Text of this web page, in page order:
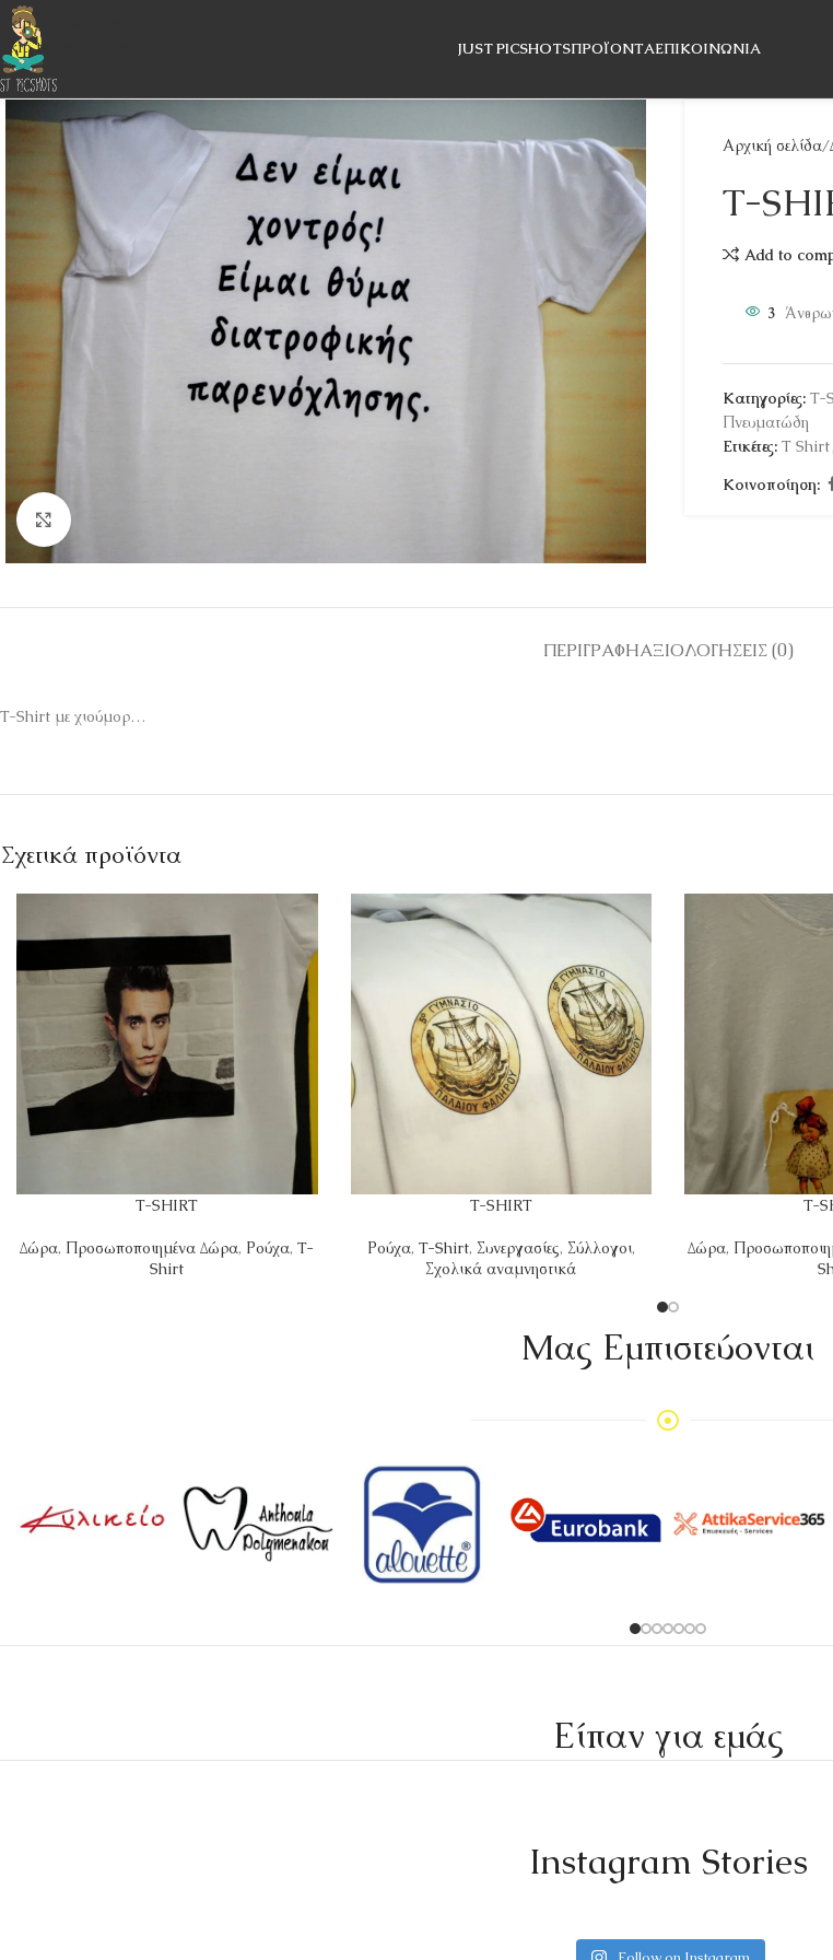
Skip to navigation
Skip to main content
JUST PICSHOTSΠΡΟΪΌΝΤΑΕΠΙΚΟΙΝΩΝΊΑ
Αρχική σελίδα
T-
Add to
3
Κατηγορίες: T-
Πνευματώδη
Ετικέτες: T Shirt
Κοινοποίηση:
ΠΕΡΙΓΡΑΦΉΑΞΙΟΛΟΓΉΣΕΙΣ (0)
T-Shirt με χιούμορ…
Σχετικά προϊόντα
T-SHIRT
Δώρα, Προσωποποιημένα Δώρα, Ρούχα,T-
Shirt
T-SHIRT
Ρούχα, T-Shirt, Συνεργασίες, Σύλλογοι,
Σχολικά αναμνηστικά
T-
Δώρα,
Mας Εμπιστεύονται
Είπαν για εμάς
Instagram Stories